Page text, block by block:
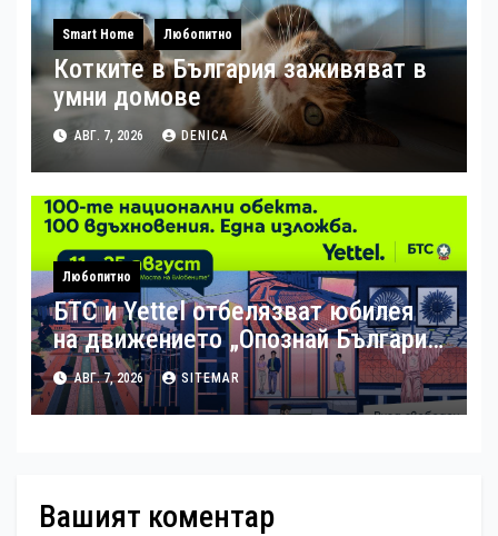
Smart Home Любопитно
Котките в България заживяват в
умни домове
АВГ. 7, 2026 DENICA
Любопитно
БТС и Yettel отбелязват юбилея
на движението „Опознай България
– 100 национални туристически
обекта“ със специална изложба в
София
АВГ. 7, 2026 SITEMAR
Вашият коментар